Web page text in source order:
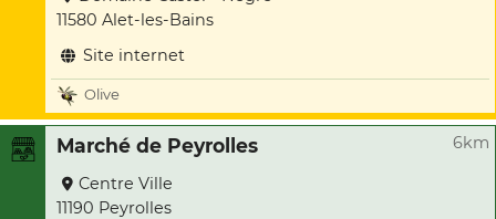
11580 Alet-les-Bains
Site internet
Olive
Marché de Peyrolles 6km
Centre Ville
11190 Peyrolles